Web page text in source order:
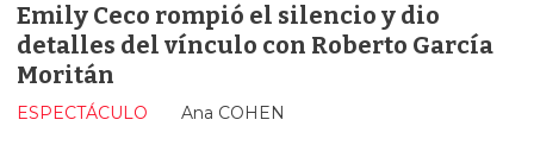
Emily Ceco rompió el silencio y dio
detalles del vínculo con Roberto García
Moritán
Ana COHEN
ESPECTÁCULO